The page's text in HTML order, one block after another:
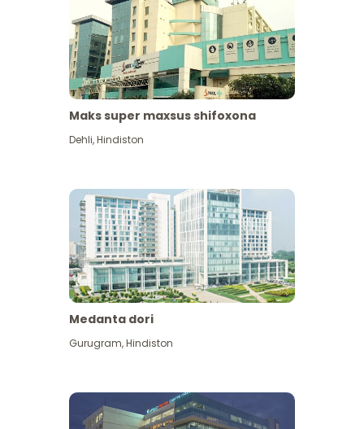
Maks super maxsus shifoxona
Dehli,Hindiston
Medanta dori
Gurugram,Hindiston